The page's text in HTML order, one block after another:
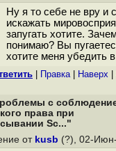
Ну я то себе не вру и
искажать
запугать хотите.
понимаю? Вы
хотите меня убедить
Правка| Наверх
с
права при
Sc..."
от kusb (?), 02-